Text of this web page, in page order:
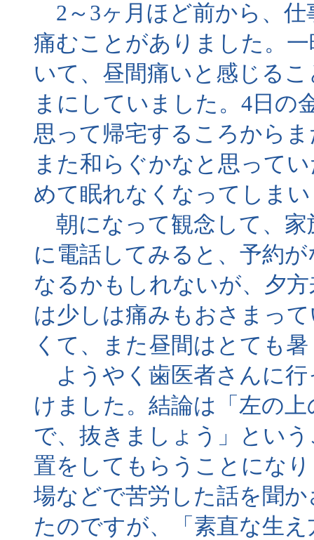
2～3ヶ月ほど前から、仕
痛むことがありました。
いて、昼間痛いと感じる
まにしていました。4日の
思って帰宅するころから
また和らぐかなと思って
めて眠れなくなってしま
朝になって観念して、家
に電話してみると、予約
なるかもしれないが、夕
は少しは痛みもおさまっ
くて、また昼間はとても
ようやく歯医者さんに行
けました。結論は「左の
で、抜きましょう」とい
置をしてもらうことにな
場などで苦労した話を聞
たのですが、「素直な生